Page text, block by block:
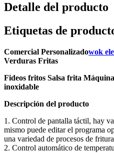
Detalle del producto
Etiquetas de
Comercial Personalizadowok
Verduras Fritas
Fideos fritos Salsa frita
inoxidable
Descripción del producto
1. Control de pantalla táctil, hay
mismo puede editar el programa
una variedad de procesos de
2. Control automático de